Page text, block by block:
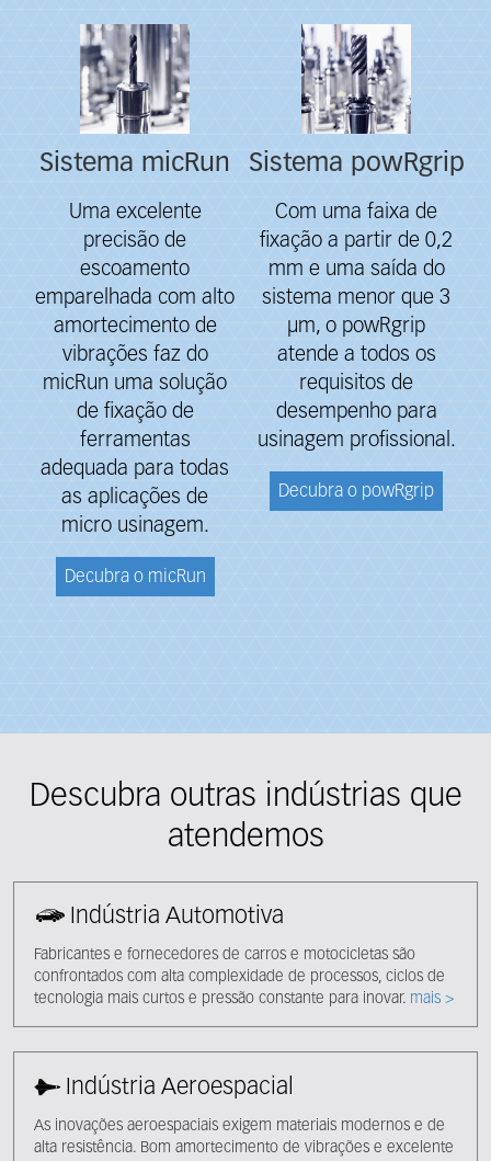
Sistema micRun
Uma excelente
precisão de
escoamento
emparelhada com alto
amortecimento de
vibrações faz do
micRun uma solução
de fixação de
ferramentas
adequada para todas
as aplicações de
micro usinagem.
Decubra o micRun
Sistema powRgrip
Com uma faixa de
fixação a partir de 0,2
mm e uma saída do
sistema menor que 3
μm, o powRgrip
atende a todos os
requisitos de
desempenho para
usinagem profissional.
Decubra o powRgrip
Descubra outras indústrias que
atendemos
Indústria Automotiva
Fabricantes e fornecedores de carros e motocicletas são
confrontados com alta complexidade de processos, ciclos de
tecnologia mais curtos e pressão constante para inovar. mais >
Indústria Aeroespacial
As inovações aeroespaciais exigem materiais modernos e de
alta resistência. Bom amortecimento de vibrações e excelente